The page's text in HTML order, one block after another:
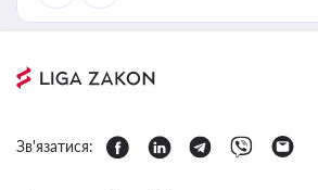
Зв'язатися: